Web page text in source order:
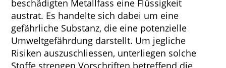
beschädigten Metallfass eine Flüssigkeit
austrat. Es handelte sich dabei um eine
gefährliche Substanz, die eine potenzielle
Umweltgefährdung darstellt. Um jegliche
Risiken auszuschliessen, unterliegen solche
Stoffe strengen Vorschriften betreffend die